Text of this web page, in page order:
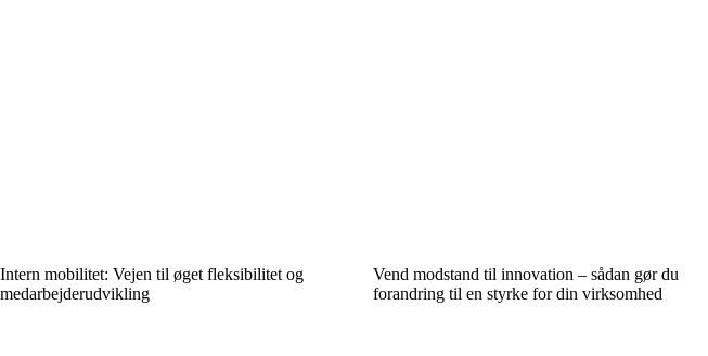
Intern mobilitet: Vejen til øget fleksibilitet og
medarbejderudvikling
Vend modstand til innovation – sådan gør du
forandring til en styrke for din virksomhed